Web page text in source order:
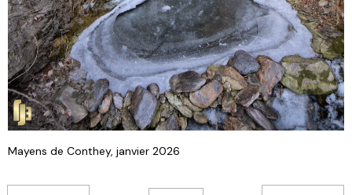
Mayens de Conthey, janvier 2026